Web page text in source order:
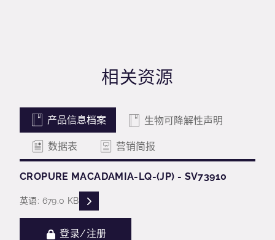
相关资源
产品信息档案 生物可降解性声明
数据表 营销简报
CROPURE MACADAMIA-LQ-(JP) - SV73910
英语: 679.0 KB READ DESCRIPTIONS
登录/注册